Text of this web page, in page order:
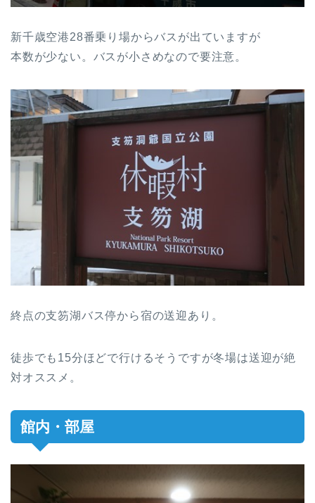
新千歳空港28番乗り場からバスが出ていますが
本数が少ない。バスが小さめなので要注意。
終点の支笏湖バス停から宿の送迎あり。
徒歩でも15分ほどで行けるそうですが冬場は送迎が絶
対オススメ。
館内・部屋